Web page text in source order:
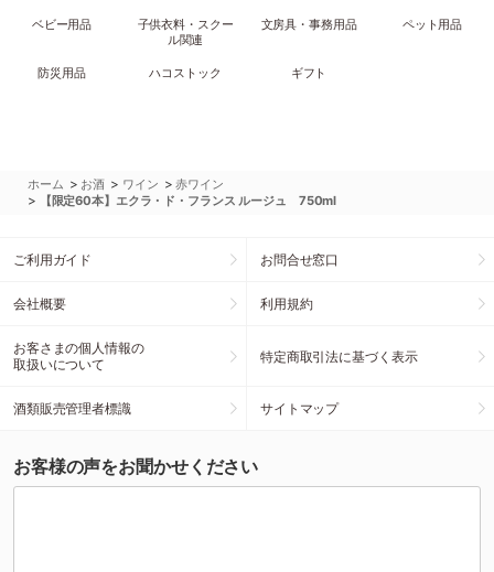
ベビー用品
子供衣料・スクー
ル関連
文房具・事務用品 ペット用品
防災用品 ハコストック ギフト
ホーム > お酒 > ワイン >赤ワイン
> 【限定60本】エクラ・ド・フランス ルージュ 750ml
ご利用ガイド お問合せ窓口
会社概要 利用規約
お客さまの個人情報の
取扱いについて
特定商取引法に基づく表示
酒類販売管理者標識 サイトマップ
お客様の声をお聞かせください